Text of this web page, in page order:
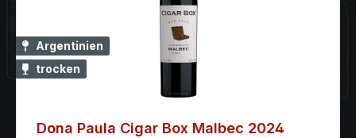
Argentinien
trocken
Dona Paula Cigar Box Malbec 2024